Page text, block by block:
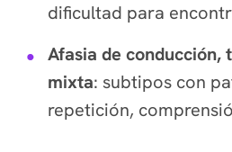
dificultad para
Afasia de
mixta: subtipos con
repetición,